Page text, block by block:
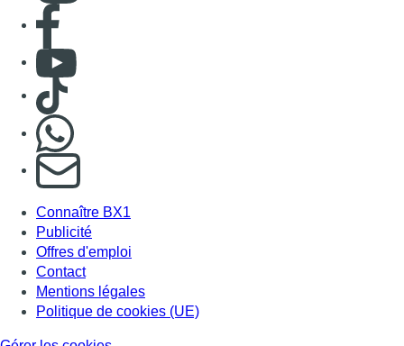
Offres d'emploi
Contact
Mentions légales
Politique de cookies (UE)
Gérer les cookies